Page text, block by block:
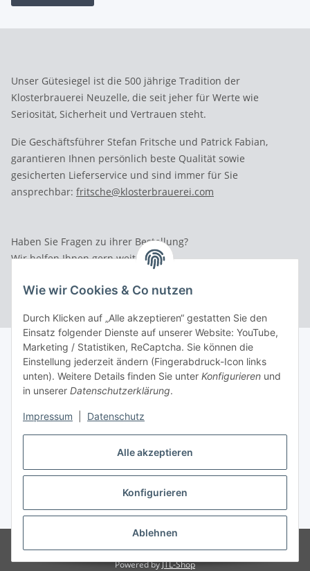
Alle akzeptieren
Konfigurieren
Ablehnen
Wie wir Cookies & Co nutzen
Durch Klicken auf „Alle akzeptieren“ gestatten Sie den
Einsatz folgender Dienste auf unserer Website: YouTube,
Marketing / Statistiken, ReCaptcha. Sie können die
Einstellung jederzeit ändern (Fingerabdruck-Icon links
unten). Weitere Details finden Sie unter Konfigurieren und
in unserer Datenschutzerklärung.
Impressum Datenschutz
Unser Gütesiegel ist die 500 jährige Tradition der
Klosterbrauerei Neuzelle, die seit jeher für Werte wie
Seriosität, Sicherheit und Vertrauen steht.
Die Geschäftsführer Stefan Fritsche und Patrick Fabian,
garantieren Ihnen persönlich beste Qualität sowie
gesicherten Lieferservice und sind immer für Sie
ansprechbar: fritsche@klosterbrauerei.com
Haben Sie Fragen zu ihrer Bestellung?
Wir helfen Ihnen gern weiter.
Rufen Sie uns an: Tel.: 03 36 52 - 81023
* Alle Preise inkl. gesetzlicher USt., inkl.Versand
© Klosterbrauerei Neuzelle GmbH
Powered byJTL-Shop